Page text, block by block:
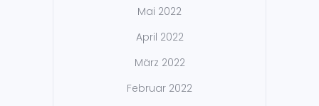
Mai 2022
April 2022
März 2022
Februar 2022